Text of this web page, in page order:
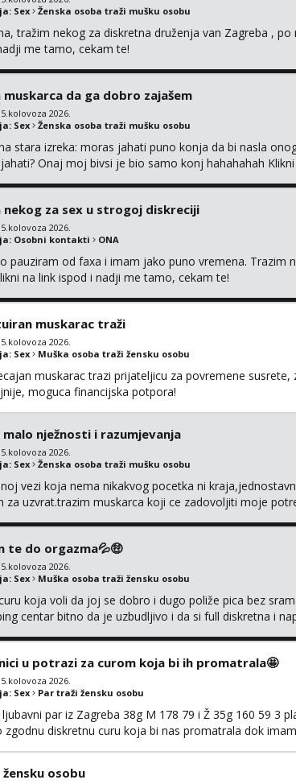
Sex Ženska osoba traži mušku osobu
tražim nekog za diskretna druženja van Zagreba ,
me tamo, cekam te!
muskarca da ga dobro zajašem
2026.
Sex Ženska osoba traži mušku osobu
stara izreka: moras jahati puno konja da bi nasla
Onaj moj bivsi je bio samo konj hahahahah
nekog za sex u strogoj diskreciji
2026.
Osobni kontakti ONA
pauziram od faxa i imam jako puno vremena. Trazim
na link ispod i nadji me tamo, cekam te!
muskarac traži
2026.
Sex Muška osoba traži žensku osobu
muskarac trazi prijateljicu za povremene susrete,
moguca financijska potpora!
malo nježnosti i razumjevanja
2026.
Sex Ženska osoba traži mušku osobu
vezi koja nema nikakvog pocetka ni
za uzvrat.trazim muskarca koji ce zadovoljiti moje
te do orgazma💦🤑
2026.
Sex Muška osoba traži žensku osobu
koja voli da joj se dobro i dugo poliže pica bez
centar bitno da je uzbudljivo i da si full diskretna i
u potrazi za curom koja bi ih promatrala🤩
2026.
Sex Par traži žensku osobu
par iz Zagreba 38g M 178 79 i Ž 35g 160 59 3
zgodnu diskretnu curu koja bi nas promatrala dok
žensku osobu